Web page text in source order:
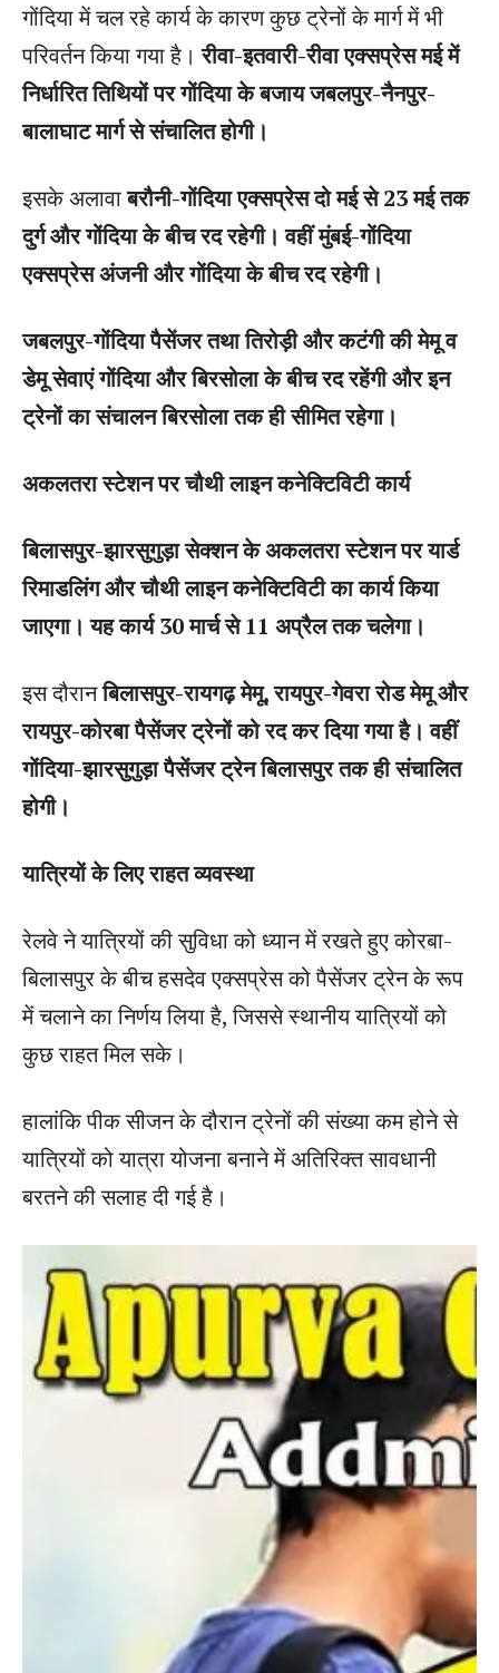
गोंदिया में चल रहे कार्य के कारण कुछ ट्रेनों के मार्ग में भी
परिवर्तन किया गया है। रीवा-इतवारी-रीवा एक्सप्रेस मई में
निर्धारित तिथियों पर गोंदिया के बजाय जबलपुर-नैनपुर-
बालाघाट मार्ग से संचालित होगी।
इसके अलावाबरौनी-गोंदिया एक्सप्रेस दो मई से 23 मई तक
दुर्ग और गोंदिया के बीच रद रहेगी। वहीं मुंबई-गोंदिया
एक्सप्रेस अंजनी और गोंदिया के बीच रद रहेगी।
जबलपुर-गोंदिया पैसेंजर तथा तिरोड़ी और कटंगी की मेमू व
डेमू सेवाएं गोंदिया और बिरसोला के बीच रद रहेंगी और इन
ट्रेनों का संचालन बिरसोला तक ही सीमित रहेगा।
अकलतरा स्टेशन पर चौथी लाइन कनेक्टिविटी कार्य
बिलासपुर-झारसुगुड़ा सेक्शन के अकलतरा स्टेशन पर यार्ड
रिमाडलिंग और चौथी लाइन कनेक्टिविटी का कार्य किया
जाएगा। यह कार्य 30 मार्च से 11 अप्रैल तक चलेगा।
इस दौरानबिलासपुर-रायगढ़ मेमू, रायपुर-गेवरा रोड मेमू और
रायपुर-कोरबा पैसेंजर ट्रेनों को रद कर दिया गया है। वहीं
गोंदिया-झारसुगुड़ा पैसेंजर ट्रेन बिलासपुर तक ही संचालित
होगी।
यात्रियों के लिए राहत व्यवस्था
रेलवे ने यात्रियों की सुविधा को ध्यान में रखते हुए कोरबा-
बिलासपुर के बीच हसदेव एक्सप्रेस को पैसेंजर ट्रेन के रूप
में चलाने का निर्णय लिया है, जिससे स्थानीय यात्रियों को
कुछ राहत मिल सके।
हालांकि पीक सीजन के दौरान ट्रेनों की संख्या कम होने से
यात्रियों को यात्रा योजना बनाने में अतिरिक्त सावधानी
बरतने की सलाह दी गई है।